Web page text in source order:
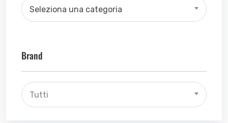
Seleziona una categoria
Brand
Tutti